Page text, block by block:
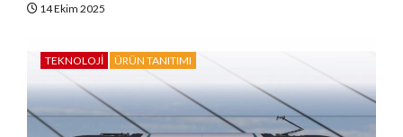
14 Ekim 2025
TEKNOLOJI ÜRÜN TANITIMI